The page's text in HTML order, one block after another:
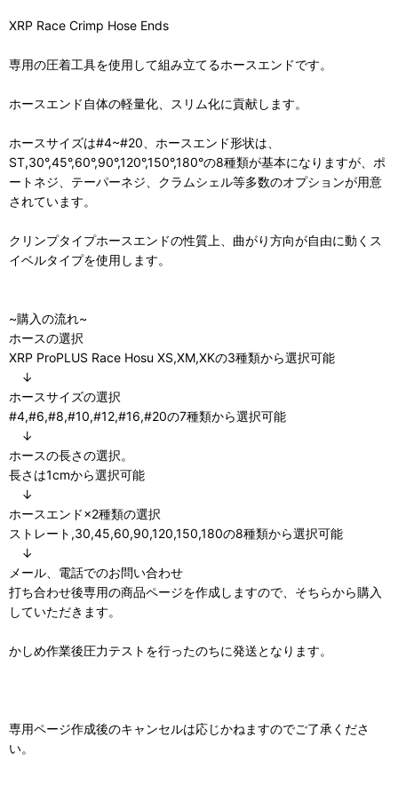
XRP Race Crimp Hose Ends
専用の圧着工具を使用して組み立てるホースエンドです。
ホースエンド自体の軽量化、スリム化に貢献します。
ホースサイズは#4~#20、ホースエンド形状は、
ST,30°,45°,60°,90°,120°,150°,180°の8種類が基本になりますが、ポ
ートネジ、テーパーネジ、クラムシェル等多数のオプションが用意
されています。
クリンプタイプホースエンドの性質上、曲がり方向が自由に動くス
イベルタイプを使用します。
~購入の流れ~
ホースの選択
XRP ProPLUS Race Hosu XS,XM,XKの3種類から選択可能
↓
ホースサイズの選択
#4,#6,#8,#10,#12,#16,#20の7種類から選択可能
↓
ホースの長さの選択。
長さは1cmから選択可能
↓
ホースエンド×2種類の選択
ストレート,30,45,60,90,120,150,180の8種類から選択可能
↓
メール、電話でのお問い合わせ
打ち合わせ後専用の商品ページを作成しますので、そちらから購入
していただきます。
かしめ作業後圧力テストを行ったのちに発送となります。
専用ページ作成後のキャンセルは応じかねますのでご了承くださ
い。